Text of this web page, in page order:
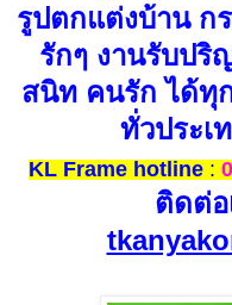
รูปตกแต่งบ้าน ก
รักๆ งานรับปริ
สนิท คนรัก ได้ทุ
ทั่วประเ
KL Frame hotline :
ติดต่อ